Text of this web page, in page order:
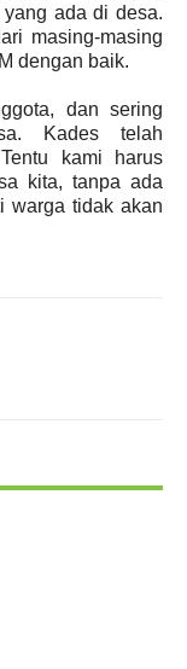
ada di desa.
masing-masing
dengan baik.
dan sering
Kades telah
kami harus
kita, tanpa ada
warga tidak akan